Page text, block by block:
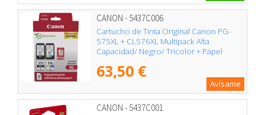
CANON - 5437C006
Cartucho de Tinta Original Canon PG-
575XL + CL576XL Multipack Alta
Capacidad/ Negro/ Tricolor + Papel
63,50 €
Avísame
CANON - 5437C001